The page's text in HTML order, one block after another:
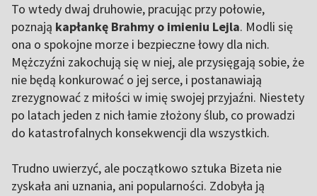
To wtedy dwaj druhowie, pracując przy połowie,
poznają kapłankę Brahmy o imieniu Lejla. Modli się
ona o spokojne morze i bezpieczne łowy dla nich.
Mężczyźni zakochują się w niej, ale przysięgają sobie, że
nie będą konkurować o jej serce, i postanawiają
zrezygnować z miłości w imię swojej przyjaźni. Niestety
po latach jeden z nich łamie złożony ślub, co prowadzi
do katastrofalnych konsekwencji dla wszystkich.
Trudno uwierzyć, ale początkowo sztuka Bizeta nie
zyskała ani uznania, ani popularności. Zdobyła ją